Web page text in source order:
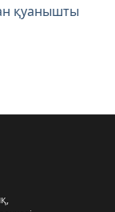
қуанышты